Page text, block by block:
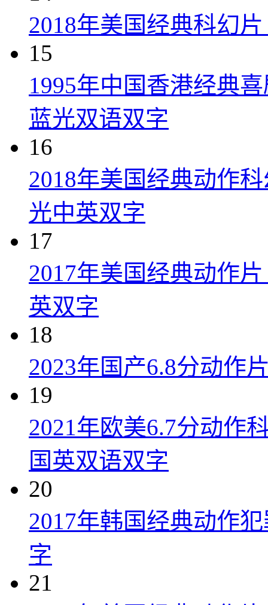
2018年美国经典科幻
15
1995年中国香港经典
蓝光双语双字
16
2018年美国经典动作
光中英双字
17
2017年美国经典动作
英双字
18
2023年国产6.8分动作
19
2021年欧美6.7分动作
国英双语双字
20
2017年韩国经典动作
字
21